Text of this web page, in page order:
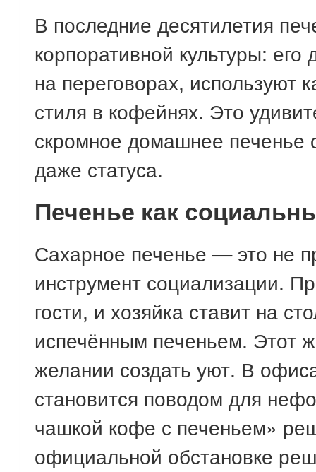
В последние десятилетия
корпоративной культуры:
на переговорах, используют
стиля в кофейнях. Это
скромное домашнее печенье
даже статуса.
Печенье как
Сахарное печенье — это не
инструмент социализации.
гости, и хозяйка ставит на
испечённым печеньем. Этот
желании создать уют. В
становится поводом для
чашкой кофе с печеньем»
официальной обстановке